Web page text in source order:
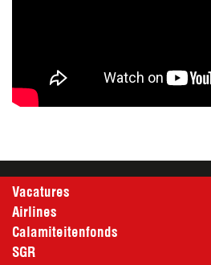
Vacatures
Airlines
Calamiteitenfonds
SGR